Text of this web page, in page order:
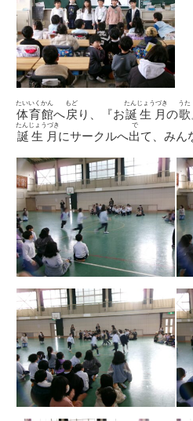
体育館
たいいくかん
へ戻
もど
り、『お誕生月
たんじょうづき
の歌
うた
誕生月
たんじょうづき
にサークルへ出
で
て、みん